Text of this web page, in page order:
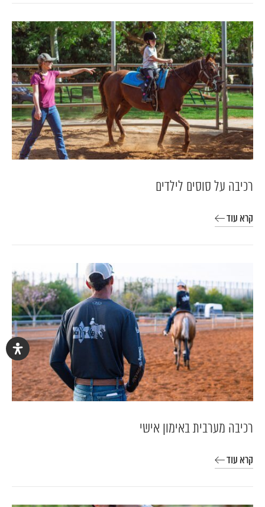
רכיבה על סוסים לילדים
קרא עוד
רכיבה מערבית באימון אישי
קרא עוד